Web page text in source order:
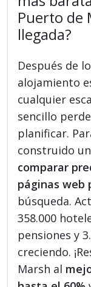
Puerto de
llegada?
Después de
alojamiento
cualquier
sencillo
planificar.
construido un
comparar
páginas web
búsqueda.
358.000
pensiones y
creciendo.
Marsh al